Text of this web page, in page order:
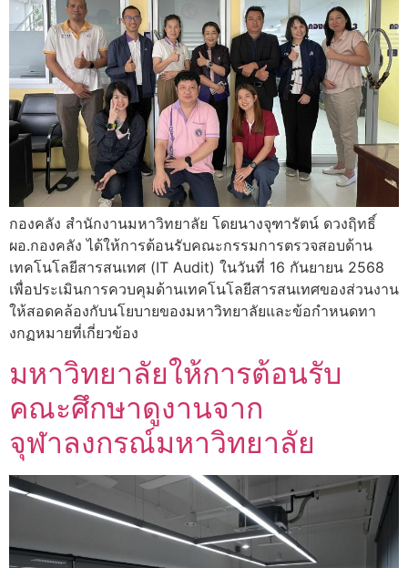
กองคลัง สำนักงานมหาวิทยาลัย โดยนางจุฑารัตน์ ดวงฤิทธิ์
ผอ.กองคลัง ได้ให้การต้อนรับคณะกรรมการตรวจสอบด้าน
เทคโนโลยีสารสนเทศ (IT Audit) ในวันที่ 16 กันยายน 2568
เพื่อประเมินการควบคุมด้านเทคโนโลยีสารสนเทศของส่วนงาน
ให้สอดคล้องกับนโยบายของมหาวิทยาลัยและข้อกำหนดทา
งกฏหมายที่เกี่ยวข้อง
มหาวิทยาลัยให้การต้อนรับ
คณะศึกษาดูงานจาก
จุฬาลงกรณ์มหาวิทยาลัย